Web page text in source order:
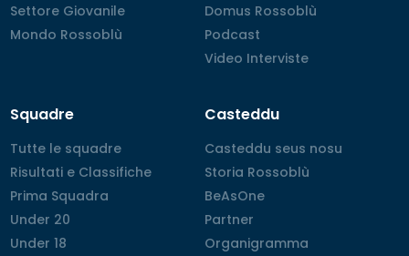
Settore Giovanile
Settore Giovanile
Mondo Rossoblù
Mondo Rossoblù
Domus Rossoblù
Domus Rossoblù
Podcast
Podcast
Video Interviste
Video Interviste
Squadre
Tutte le squadre
Tutte le squadre
Risultati e Classifiche
Risultati e Classifiche
Prima Squadra
Prima Squadra
Under 20
Under 20
Under 18
Under 18
Casteddu
Casteddu seus nosu
Casteddu seus nosu
Storia Rossoblù
Storia Rossoblù
BeAsOne
BeAsOne
Partner
Partner
Organigramma
Organigramma